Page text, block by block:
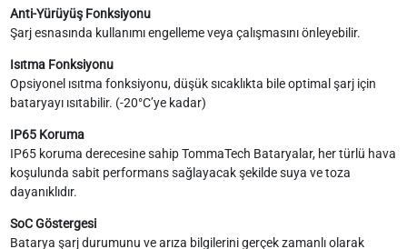
Anti-Yürüyüş Fonksiyonu
Şarj esnasında kullanımı engelleme veya çalışmasını önleyebilir.
Isıtma Fonksiyonu
Opsiyonel ısıtma fonksiyonu, düşük sıcaklıkta bile optimal şarj için
bataryayı ısıtabilir. (-20°C’ye kadar)
IP65 Koruma
IP65 koruma derecesine sahip TommaTech Bataryalar, her türlü hava
koşulunda sabit performans sağlayacak şekilde suya ve toza
dayanıklıdır.
SoC Göstergesi
Batarya şarj durumunu ve arıza bilgilerini gerçek zamanlı olarak